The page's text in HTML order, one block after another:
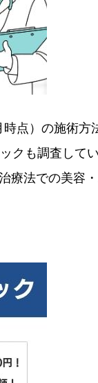
点）の施術方
クも調査して
療法での美容